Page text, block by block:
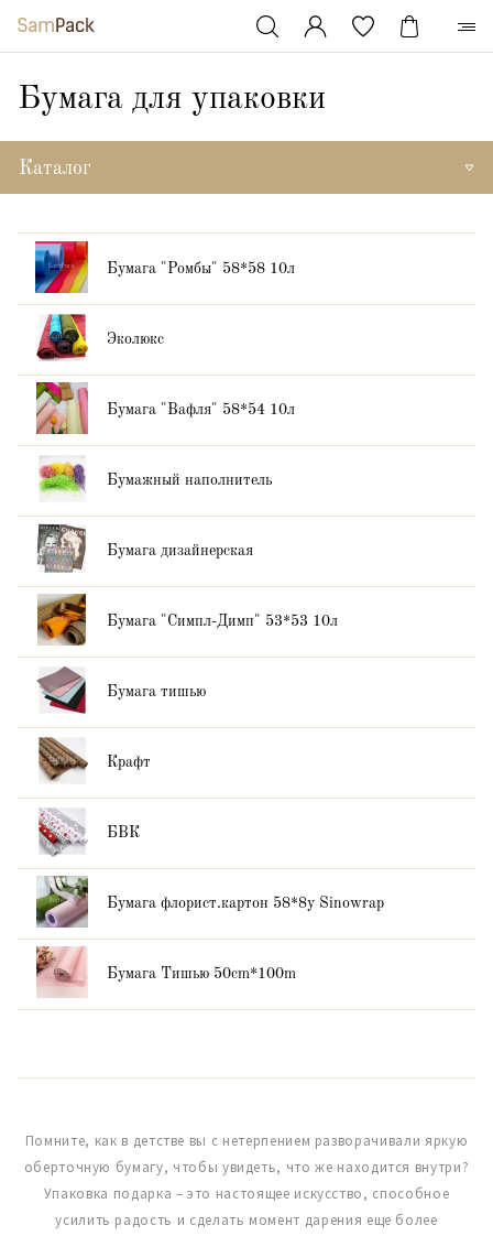
Бумага для упаковки
Каталог
Бумага "Ромбы" 58*58 10л
Эколюкс
Бумага "Вафля" 58*54 10л
Бумажный наполнитель
Бумага дизайнерская
Бумага "Симпл-Димп" 53*53 10л
Бумага тишью
Крафт
БВК
Бумага флорист.картон 58*8y Sinowrap
Бумага Тишью 50cm*100m
Помните, как в детстве вы с нетерпением разворачивали яркую
оберточную бумагу, чтобы увидеть, что же находится внутри?
Упаковка подарка – это настоящее искусство, способное
усилить радость и сделать момент дарения еще более